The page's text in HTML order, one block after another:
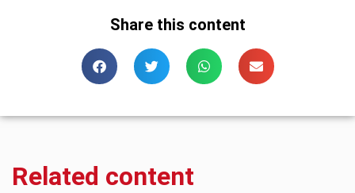
Share this content
Related content